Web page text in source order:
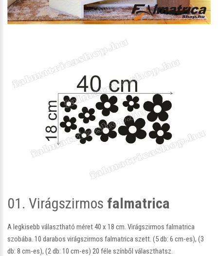
01. Virágszirmos falmatrica
A legkisebb választható méret 40 x 18 cm. Virágszirmos falmatrica
szobába. 10 darabos virágszirmos falmatrica szett. (5 db: 6 cm-es), (3
db: 8 cm-es), (2 db: 10 cm-es) 20 féle színből választhatsz.